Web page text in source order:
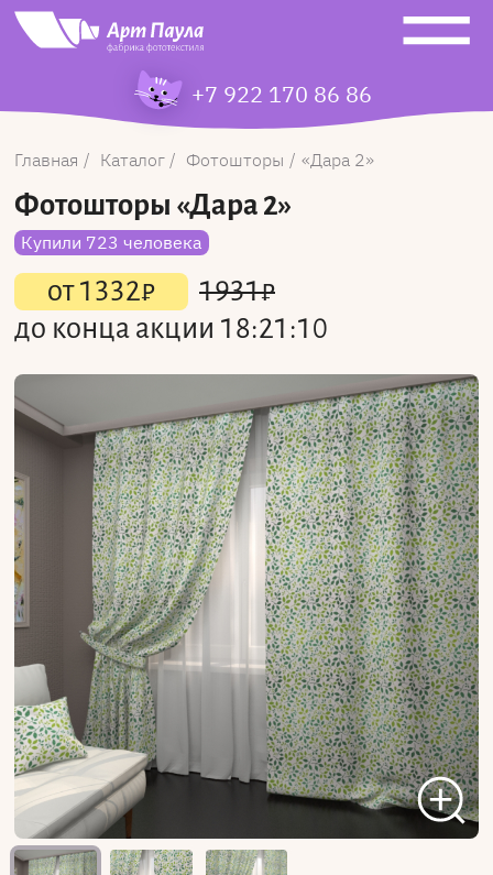
+7 922 170 86 86
Главная Каталог Фотошторы Дара 2
Фотошторы «Дара 2»
Купили 723 человека
от1332₽ 1931₽
до конца акции 18:21:10